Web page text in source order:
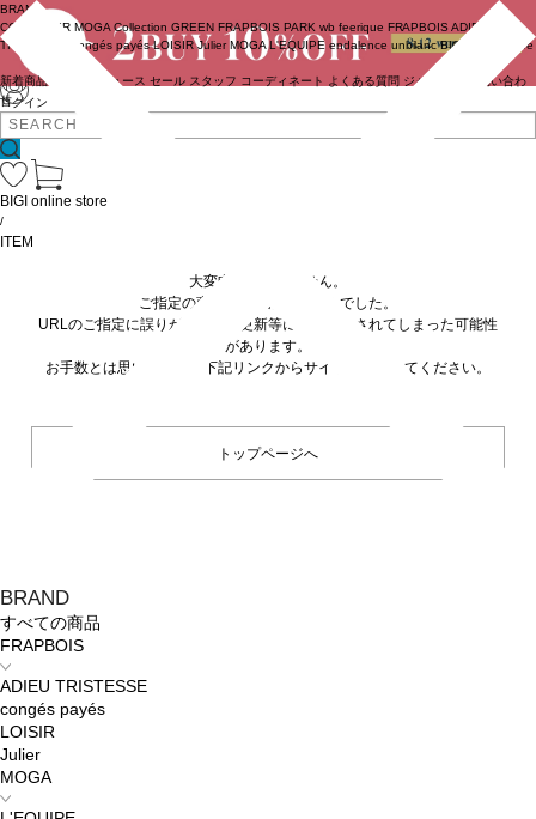
ログイン
BRAND
COUTURIER MOGA Collection GREEN FRAPBOIS PARK wb feerique FRAPBOIS ADIEU
TRISTESSE
congés payés LOISIR Julier MOGA L'EQUIPE endalence unbilanc BIGI online store
新着商品 ニュース セール スタッフ コーディネート よくある質問 ジャーナル
お問い合わ
せ
BRAND
すべての商品
FRAPBOIS
ADIEU TRISTESSE
congés payés
LOISIR
Julier
MOGA
BIGI online store
/
ITEM
大変申し訳ありません。
ご指定の商品が見つかりませんでした。
URLのご指定に誤りがあるか、更新等に伴い削除されてしまった可能性
があります。
お手数とは思いますが、下記リンクからサイトへ移動してください。
トップページへ